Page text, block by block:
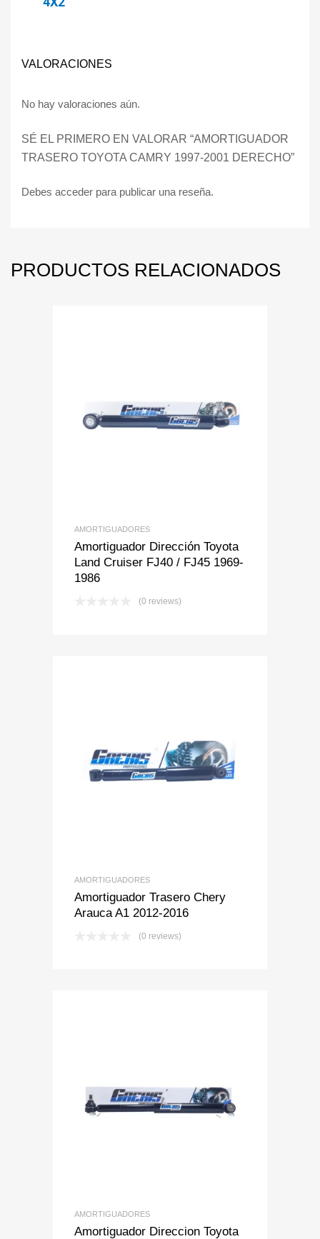
VALORACIONES
No hay valoraciones aún.
SÉ EL PRIMERO EN VALORAR “AMORTIGUADOR
TRASERO TOYOTA CAMRY 1997-2001 DERECHO”
Debes acceder para publicar una reseña.
PRODUCTOS RELACIONADOS
Add to Wishlist
Add to Compare
AMORTIGUADORES
Amortiguador Dirección Toyota
Land Cruiser FJ40 / FJ45 1969-
1986
(0 reviews)
Add to Wishlist
Add to Compare
AMORTIGUADORES
Amortiguador Trasero Chery
Arauca A1 2012-2016
(0 reviews)
Add to Wishlist
Add to Compare
AMORTIGUADORES
Amortiguador Direccion Toyota